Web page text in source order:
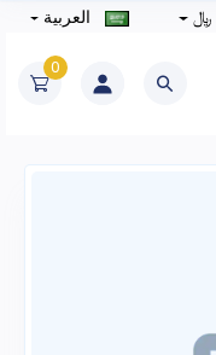
العربية
0